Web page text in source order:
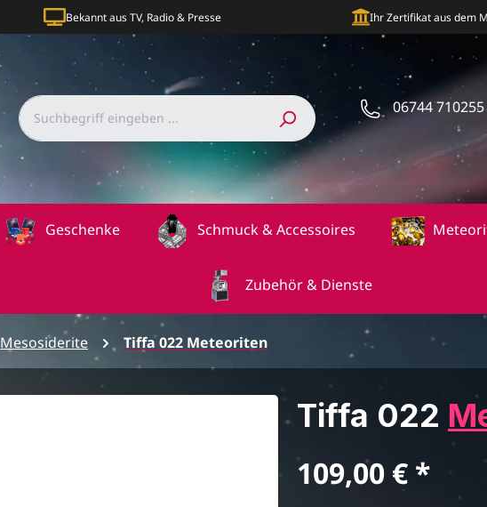
Bekannt aus TV, Radio & Presse Ihr Zertifikat aus dem
06744 710255
Geschenke Schmuck & Accessoires
Zubehör & Dienste
Mesosiderite Tiffa 022 Meteoriten
Tiffa 022
Regulärer Preis:
109,00 €